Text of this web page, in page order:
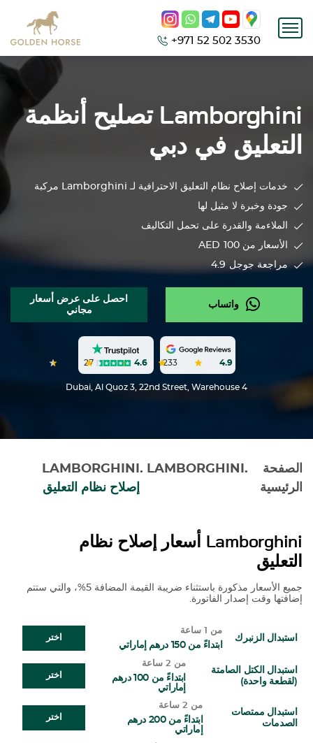
+971 52 502 3530
Lamborghini تصليح أنظمة
التعليق في دبي
خدمات إصلاح نظام التعليق الاحترافية لـ Lamborghini مركبة
جودة وخبرة لا مثيل لها
الملاءمة والقدرة على تحمل التكاليف
الأسعار من 100
AED
مراجعة جوجل 4.9
واتساب
احصل على عرض أسعار
مجاني
4.9
233
4.6
27
Dubai, Al Quoz 3, 22nd Street, Warehouse 4
الصفحة
الرئيسية
.
LAMBORGHINI
.
LAMBORGHINI
إصلاح نظام التعليق
Lamborghini أسعار إصلاح نظام
التعليق
جميع الأسعار مذكورة باستثناء ضريبة القيمة المضافة 5%، والتي ستتم
إضافتها وقت إصدار الفاتورة.
استبدال الزنبرك
من 1 ساعة
ابتداءً من 150 درهم إماراتي
اختر
استبدال الكتل الصامتة
(لقطعة واحدة)
من 2 ساعة
ابتداءً من 100 درهم
إماراتي
اختر
استبدال ممتصات
الصدمات
من 2 ساعة
ابتداءً من 200 درهم
إماراتي
اختر